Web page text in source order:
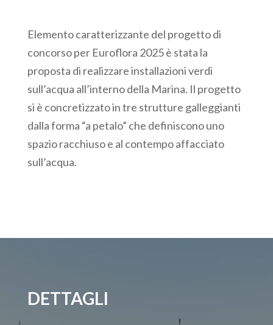
Elemento caratterizzante del progetto di
concorso per Euroflora 2025 è stata la
proposta di realizzare installazioni verdi
sull’acqua all’interno della Marina. Il progetto
si è concretizzato in tre strutture galleggianti
dalla forma “a petalo” che definiscono uno
spazio racchiuso e al contempo affacciato
sull’acqua.
DETTAGLI